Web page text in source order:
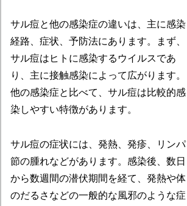
サル痘と他の感染症の違いは、主に感染
経路、症状、予防法にあります。まず、
サル痘はヒトに感染するウイルスであ
り、主に接触感染によって広がります。
他の感染症と比べて、サル痘は比較的感
染しやすい特徴があります。
サル痘の症状には、発熱、発疹、リンパ
節の腫れなどがあります。感染後、数日
から数週間の潜伏期間を経て、発熱や体
のだるさなどの一般的な風邪のような症